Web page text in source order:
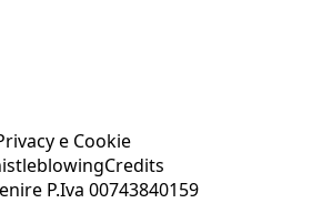
e Cookie
Credits
P.Iva 00743840159